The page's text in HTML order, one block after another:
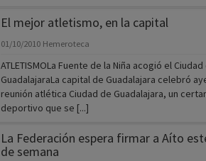
El mejor atletismo, en la capital
01/10/2010 Hemeroteca
ATLETISMOLa Fuente de la Niña acogió el Ciudad
GuadalajaraLa capital de Guadalajara celebró
reunión atlética Ciudad de Guadalajara, un
deportivo que se [...]
La Federación espera firmar a Aíto
de semana